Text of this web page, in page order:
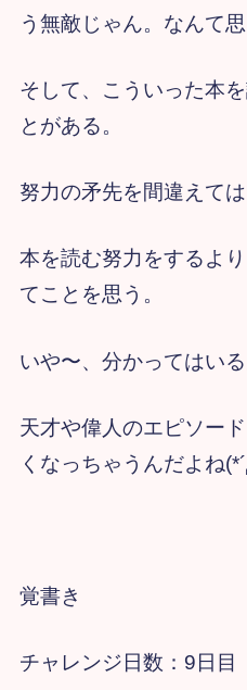
う無敵じゃん。なんて思
そして、こういった本
とがある。
努力の矛先を間違えて
本を読む努力をするよ
てことを思う。
いや〜、分かってはいる
天才や偉人のエピソー
くなっちゃうんだよね
覚書き
チャレンジ日数：9日目